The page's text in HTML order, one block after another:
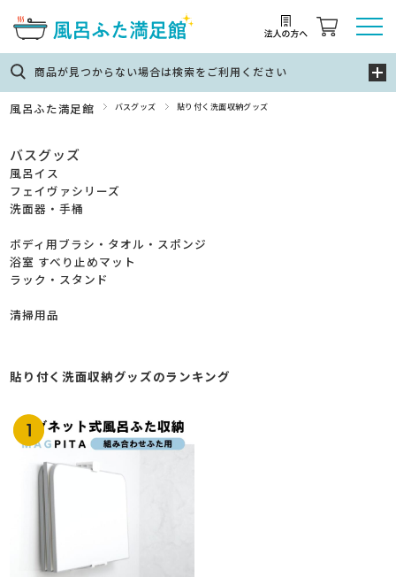
商品が見つからない場合は検索をご利用ください
風呂ふた満足館 バスグッズ 貼り付く洗面収納グッズ
バスグッズ
風呂イス
フェイヴァシリーズ
洗面器・手桶
ボディ用ブラシ・タオル・スポンジ
浴室 すべり止めマット
ラック・スタンド
清掃用品
貼り付く洗面収納グッズのランキング